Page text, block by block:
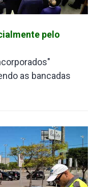
pelo
as bancadas